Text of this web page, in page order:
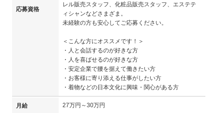
応募資格
レル販売スタッフ、化粧品販売スタッフ、エステテ
ィシャンなどさまざま。
未経験の方も安心してご応募ください。
＜こんな方にオススメです！＞
・人と会話するのが好きな方
・人を喜ばせるのが好きな方
・安定企業で腰を据えて働きたい方
・お客様に寄り添える仕事がしたい方
・着物などの日本文化に興味・関心がある方
月給 27万円～30万円